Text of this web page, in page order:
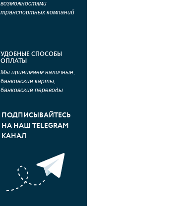
возможностями
транспортных компаний
УДОБНЫЕ СПОСОБЫ
ОПЛАТЫ
Мы принимаем наличные,
банковские карты,
банковские переводы
ПОДПИСЫВАЙТЕСЬ
НА НАШ TELEGRAM
КАНАЛ